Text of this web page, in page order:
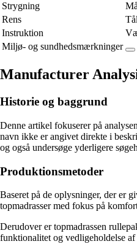
Strygning
Rens
Instruktion
Miljø- og sundhedsmærkninger
Manufacturer
Historie og baggrund
Denne artikel fokuserer på
navn ikke er angivet direkte i
og også undersøge yderligere
Produktionsmetoder
Baseret på de oplysninger, der er
topmadrasser med fokus på
Derudover er topmadrassen
funktionalitet og vedligeholdelse af